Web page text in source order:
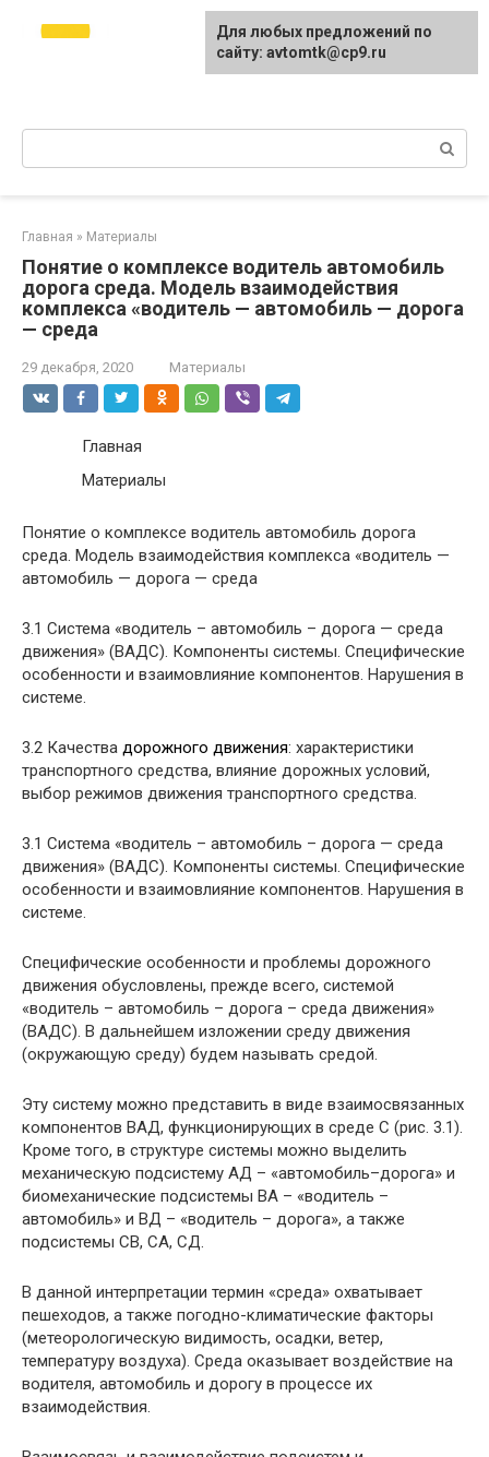
avtomtk.ru Всё для
ремонта и покраски
автомобиля.
Главная » Материалы
Понятие о комплексе водитель автомобиль
дорога среда. Модель взаимодействия
комплекса «водитель — автомобиль — дорога
— среда
29 декабря, 2020 Материалы
Главная
Материалы
Понятие о комплексе водитель автомобиль дорога
среда. Модель взаимодействия комплекса «водитель —
автомобиль — дорога — среда
3.1 Система «водитель – автомобиль – дорога — среда
движения» (ВАДС). Компоненты системы. Специфические
особенности и взаимовлияние компонентов. Нарушения в
системе.
3.2 Качества дорожного движения: характеристики
транспортного средства, влияние дорожных условий,
выбор режимов движения транспортного средства.
3.1 Система «водитель – автомобиль – дорога — среда
движения» (ВАДС). Компоненты системы. Специфические
особенности и взаимовлияние компонентов. Нарушения в
системе.
Специфические особенности и проблемы дорожного
движения обусловлены, прежде всего, системой
«водитель – автомобиль – дорога – среда движения»
(ВАДС). В дальнейшем изложении среду движения
(окружающую среду) будем называть средой.
Эту систему можно представить в виде взаимосвязанных
компонентов ВАД, функционирующих в среде С (рис. 3.1).
Кроме того, в структуре системы можно выделить
механическую подсистему АД – «автомобиль–дорога» и
биомеханические подсистемы ВА – «водитель –
автомобиль» и ВД – «водитель – дорога», а также
подсистемы СВ, СА, СД.
В данной интерпретации термин «среда» охватывает
пешеходов, а также погодно-климатические факторы
(метеорологическую видимость, осадки, ветер,
температуру воздуха). Среда оказывает воздействие на
водителя, автомобиль и дорогу в процессе их
взаимодействия.
Для любых предложений по
сайту: avtomtk@cp9.ru